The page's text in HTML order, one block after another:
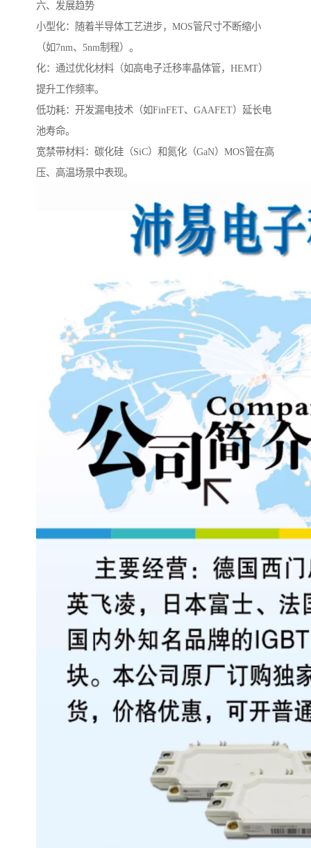
六、发展趋势
小型化：随着半导体工艺进步，MOS管尺寸不断缩小
（如7nm、5nm制程）。
化：通过优化材料（如高电子迁移率晶体管，HEMT）
提升工作频率。
低功耗：开发漏电技术（如FinFET、GAAFET）延长电
池寿命。
宽禁带材料：碳化硅（SiC）和氮化（GaN）MOS管在高
压、高温场景中表现。